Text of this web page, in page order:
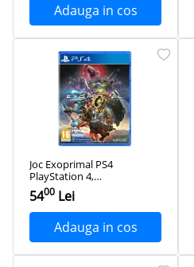
Adauga in cos
Joc Exoprimal PS4
PlayStation 4,
Second-Hand
5400 Lei
Adauga in cos